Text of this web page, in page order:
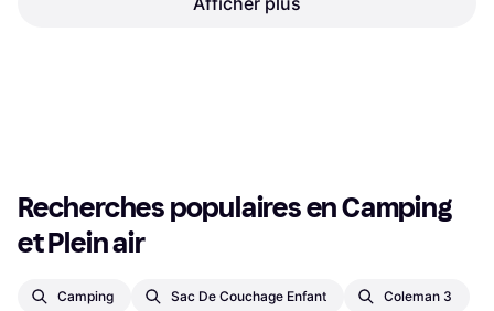
Recherches populaires en Camping
et Plein air
Camping Sac De Couchage Enfant Coleman 3